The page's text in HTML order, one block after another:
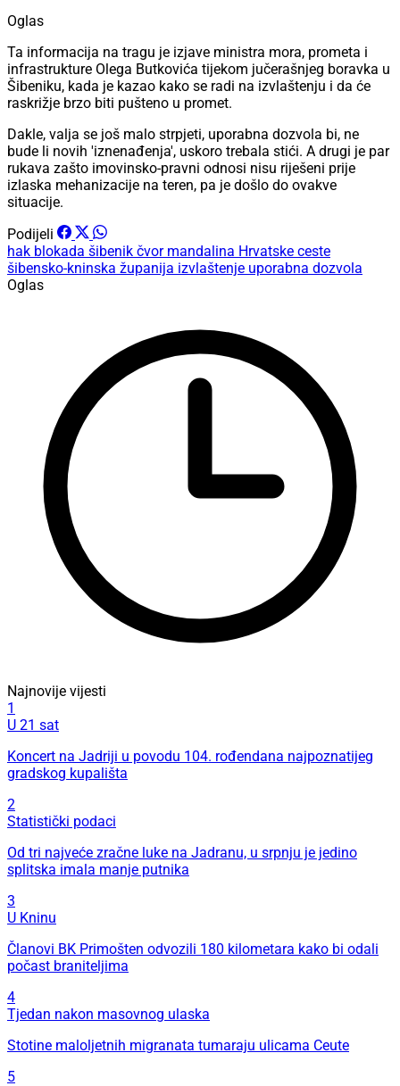
Oglas
Ta informacija na tragu je izjave ministra mora, prometa i
infrastrukture Olega Butkovića tijekom jučerašnjeg boravka u
Šibeniku, kada je kazao kako se radi na izvlaštenju i da će
raskrižje brzo biti pušteno u promet.
Dakle, valja se još malo strpjeti, uporabna dozvola bi, ne
bude li novih 'iznenađenja', uskoro trebala stići. A drugi je par
rukava zašto imovinsko-pravni odnosi nisu riješeni prije
izlaska mehanizacije na teren, pa je došlo do ovakve
situacije.
Podijeli
hak blokada šibenik čvor mandalina Hrvatske ceste
šibensko-kninska županija izvlaštenje uporabna dozvola
Oglas
Najnovije vijesti
1
U 21 sat
Koncert na Jadriji u povodu 104. rođendana najpoznatijeg
gradskog kupališta
2
Statistički podaci
Od tri najveće zračne luke na Jadranu, u srpnju je jedino
splitska imala manje putnika
3
U Kninu
Članovi BK Primošten odvozili 180 kilometara kako bi odali
počast braniteljima
4
Tjedan nakon masovnog ulaska
Stotine maloljetnih migranata tumaraju ulicama Ceute
5